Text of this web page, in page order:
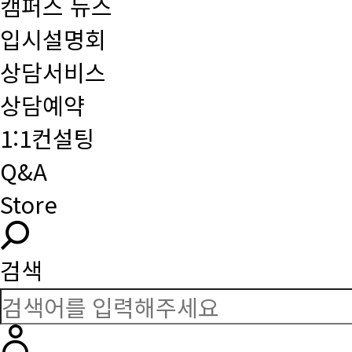
입시설명회
상담서비스
상담예약
1:1컨설팅
Q&A
Store
검색